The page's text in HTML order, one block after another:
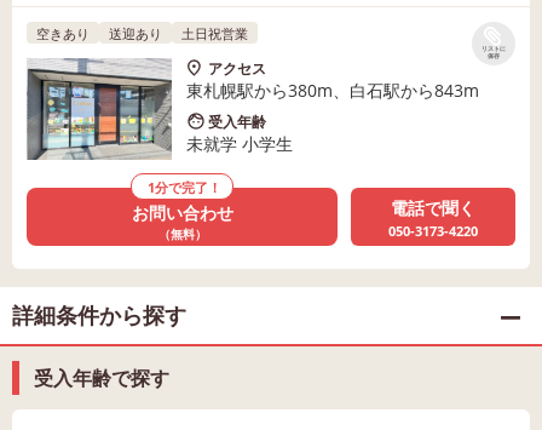
リストに
保存
空きあり 送迎あり 土日祝営業
アクセス
東札幌駅から380m、白石駅から843m
受入年齢
未就学 小学生
1分で完了！
お問い合わせ
（無料）
電話で聞く
050-3173-4220
詳細条件から探す
受入年齢で探す